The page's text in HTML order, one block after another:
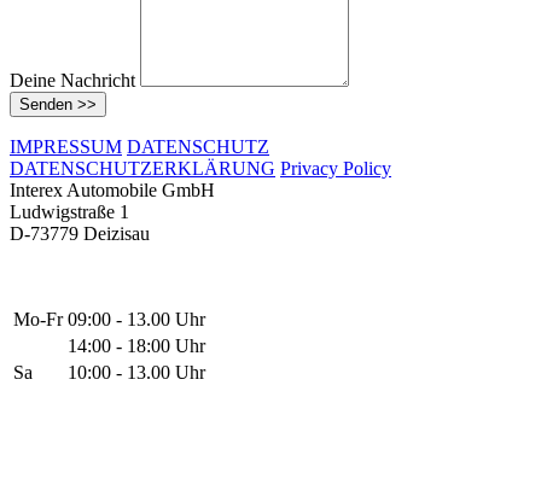
Deine Nachricht
Senden >>
IMPRESSUM DATENSCHUTZ
DATENSCHUTZERKLÄRUNG Privacy Policy
Interex Automobile GmbH
Ludwigstraße 1
D-73779 Deizisau
Mo-Fr 09:00 - 13.00 Uhr
14:00 - 18:00 Uhr
Sa
10:00 - 13.00 Uhr